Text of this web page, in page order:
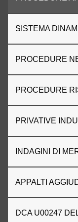
SISTEMA
PROCEDURE
PROCEDURE
PRIVATIVE
INDAGINI DI
APPALTI
DCA U00247